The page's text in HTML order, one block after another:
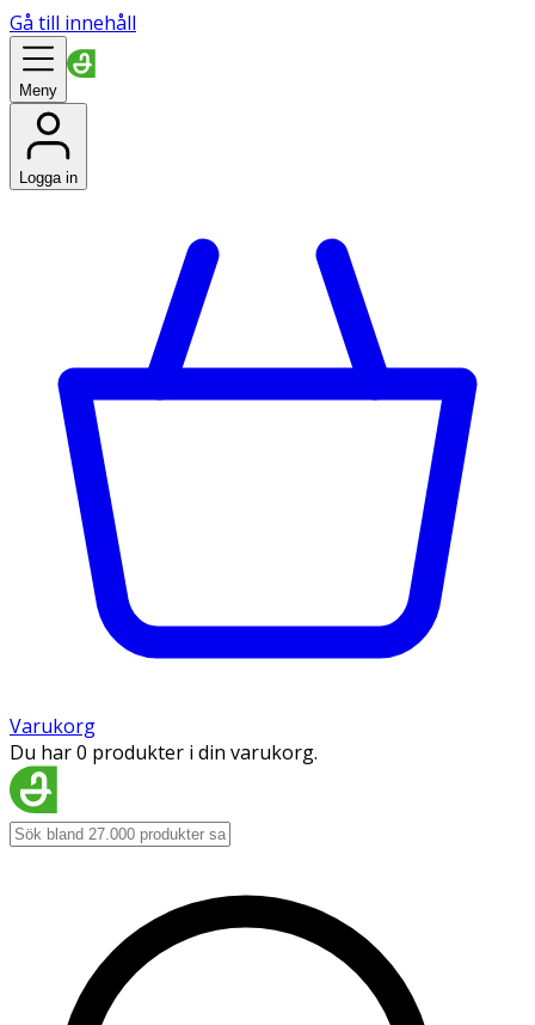
Gå till innehåll
Meny
Logga in
Varukorg
Du har 0 produkter i din varukorg.